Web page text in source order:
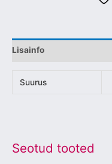
Lisainfo
Suurus
Seotud tooted